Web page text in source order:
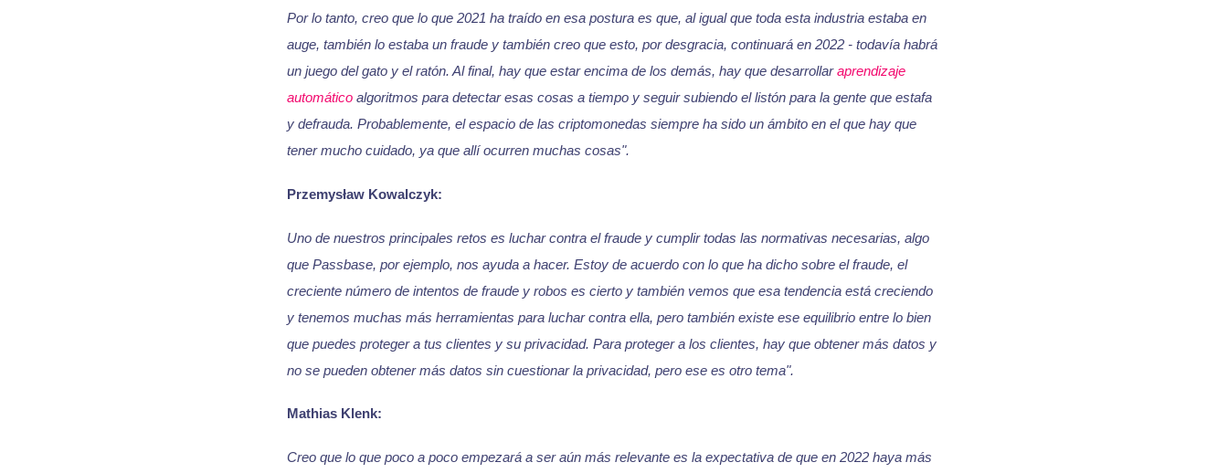
Por lo tanto, creo que lo que 2021 ha traído en esa postura es que, al igual que toda esta industria estaba en
auge, también lo estaba un fraude y también creo que esto, por desgracia, continuará en 2022 - todavía habrá
un juego del gato y el ratón. Al final, hay que estar encima de los demás, hay que desarrollaraprendizaje
automáticoalgoritmos para detectar esas cosas a tiempo y seguir subiendo el listón para la gente que estafa
y defrauda. Probablemente, el espacio de las criptomonedas siempre ha sido un ámbito en el que hay que
tener mucho cuidado, ya que allí ocurren muchas cosas".
Przemysław Kowalczyk:
Uno de nuestros principales retos es luchar contra el fraude y cumplir todas las normativas necesarias, algo
que Passbase, por ejemplo, nos ayuda a hacer. Estoy de acuerdo con lo que ha dicho sobre el fraude, el
creciente número de intentos de fraude y robos es cierto y también vemos que esa tendencia está creciendo
y tenemos muchas más herramientas para luchar contra ella, pero también existe ese equilibrio entre lo bien
que puedes proteger a tus clientes y su privacidad. Para proteger a los clientes, hay que obtener más datos y
no se pueden obtener más datos sin cuestionar la privacidad, pero ese es otro tema".
Mathias Klenk:
Creo que lo que poco a poco empezará a ser aún más relevante es la expectativa de que en 2022 haya más